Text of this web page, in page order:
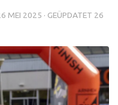
MEI 2025 · GEÜPDATET 26